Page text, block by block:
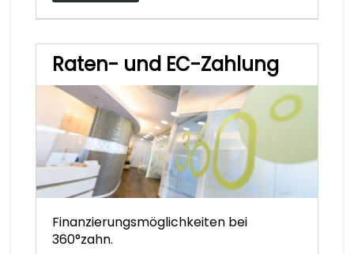
Raten- und EC-Zahlung
Finanzierungsmöglichkeiten bei
360°zahn.